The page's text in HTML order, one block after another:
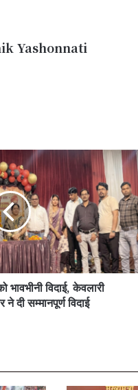
Yashonnati
भावभीनी विदाई, केवलारी
ने दी सम्मानपूर्ण विदाई